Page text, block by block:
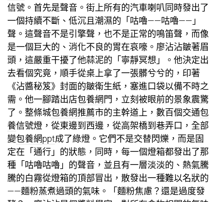
信號。首先是聲音。街上所有的汽車喇叭同時發出了
一個持續不斷、低沉且潮濕的「咕嚕——咕嚕——」
聲。這聲音不是引擎聲，也不是正常的鳴笛聲，而像
是一個巨大的、消化不良的胃在哀嚎。廖沾沾皺著眉
頭，這嚴重干擾了他蒜泥的「寧靜冥想」。他決定出
去看個究竟，順手從桌上拿了一張髒兮兮的，印著
《沾醬秘笈》封面的皺衛生紙，塞進口袋以備不時之
需。他一腳踏出店包養網 門，立刻被眼前的景象震驚
了。整條城包養網推薦市的主幹道上，數百個交通包
養信號燈，從東邊到西邊，從高架橋到巷弄口，全部
變包養網ppt成了綠燈。它們不是交替閃爍，而是固
定在「通行」的狀態，同時，每一個燈箱都發出了那
種「咕嚕咕嚕」的聲音，並且有一層淡淡的、熱氣騰
騰的白霧從燈箱的頂部冒出，散發出一種難以名狀的
——麵粉蒸煮過頭的氣味。「麵粉焦慮？還是過度發